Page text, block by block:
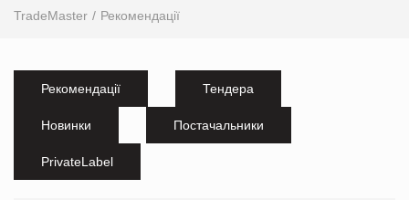
TradeMaster Рекомендації
Рекомендації Тендера
Новинки Постачальники
PrivateLabel